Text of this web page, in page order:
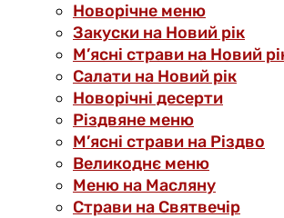
Новорічне меню
Закуски на Новий рік
М’ясні страви на Новий
Салати на Новий рік
Новорічні десерти
Різдвяне меню
М’ясні страви на Різдво
Великоднє меню
Меню на Масляну
Страви на Святвечір